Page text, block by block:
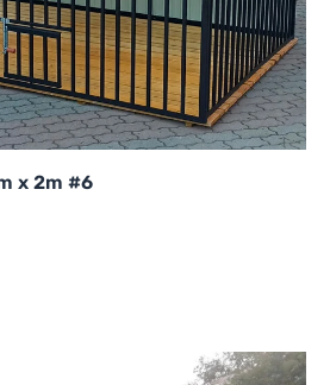
x 2m #6